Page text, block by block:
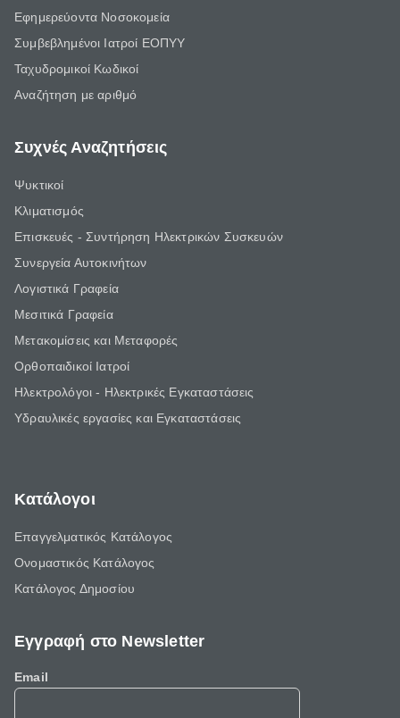
Εφημερεύοντα Νοσοκομεία
Συμβεβλημένοι Ιατροί ΕΟΠΥΥ
Ταχυδρομικοί Κωδικοί
Αναζήτηση με αριθμό
Συχνές Αναζητήσεις
Ψυκτικοί
Κλιματισμός
Επισκευές - Συντήρηση Ηλεκτρικών Συσκευών
Συνεργεία Αυτοκινήτων
Λογιστικά Γραφεία
Μεσιτικά Γραφεία
Μετακομίσεις και Μεταφορές
Ορθοπαιδικοί Ιατροί
Ηλεκτρολόγοι - Ηλεκτρικές Εγκαταστάσεις
Υδραυλικές εργασίες και Εγκαταστάσεις
Κατάλογοι
Επαγγελματικός Κατάλογος
Ονομαστικός Κατάλογος
Κατάλογος Δημοσίου
Εγγραφή στο Newsletter
Email